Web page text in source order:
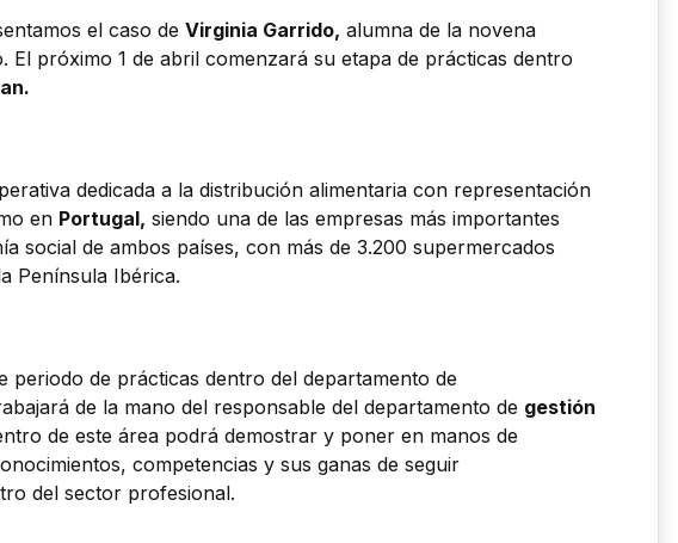
el caso de Virginia Garrido, alumna de la novena
El próximo 1 de abril comenzará su etapa de prácticas dentro
dedicada a la distribución alimentaria con representación
en Portugal, siendo una de las empresas más importantes
social de ambos países, con más de 3.200 supermercados
Península Ibérica.
periodo de prácticas dentro del departamento de
de la mano del responsable del departamento de gestión
de este área podrá demostrar y poner en manos de
competencias y sus ganas de seguir
del sector profesional.